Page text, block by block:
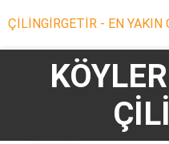
ÇİLİNGİRGETİR - EN YAKIN
Çilingir Ara
Çilingir misin? Bize Katıl!